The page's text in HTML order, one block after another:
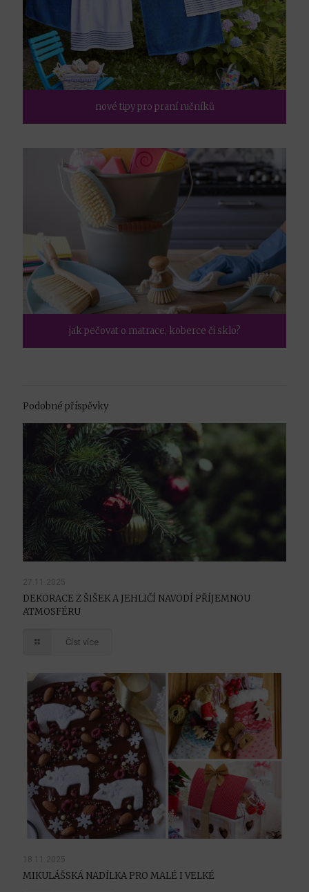
nové tipy pro praní ručníků
jak pečovat o matrace, koberce či sklo?
Podobné příspěvky
27.11.2025
DEKORACE Z ŠIŠEK A JEHLIČÍ NAVODÍ PŘÍJEMNOU
ATMOSFÉRU
Číst více
18.11.2025
MIKULÁŠSKÁ NADÍLKA PRO MALÉ I VELKÉ